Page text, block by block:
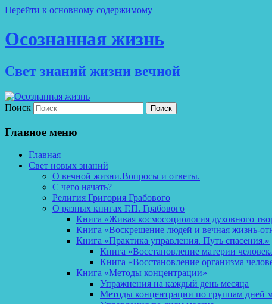
Перейти к основному содержимому
Осознанная жизнь
Свет знаний жизни вечной
Поиск
Главное меню
Главная
Свет новых знаний
О вечной жизни.Вопросы и ответы.
С чего начать?
Религия Григория Грабового
О разных книгах Г.П. Грабового
Книга «Живая космосоциология духовного
Книга «Воскрешение людей и вечная жизнь-
Книга «Практика управления. Путь спасения.»
Книга «Восстановление материи
Книга «Восстановление организма
Книга «Методы концентрации»
Упражнения на каждый день месяца
Методы концентрации по группам дней